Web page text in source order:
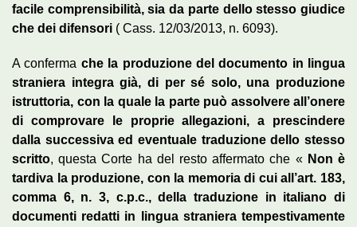
facile comprensibilità, sia da parte dello stesso giudice
che dei difensori ( Cass. 12/03/2013, n. 6093).
A conferma che la produzione del documento in lingua
straniera integra già, di per sé solo, una produzione
istruttoria, con la quale la parte può assolvere all’onere
di comprovare le proprie allegazioni, a prescindere
dalla successiva ed eventuale traduzione dello stesso
scritto, questa Corte ha del resto affermato che « Non è
tardiva la produzione, con la memoria di cui all’art. 183,
comma 6, n. 3, c.p.c., della traduzione in italiano di
documenti redatti in lingua straniera tempestivamente